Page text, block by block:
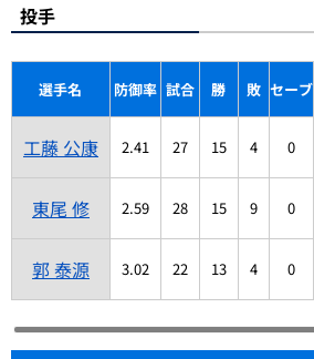
投手
選手名 防御率 試合 勝 敗 セーブ
工藤 公康 2.41 27 15 4 0
東尾 修 2.59 28 15 9 0
郭 泰源 3.02 22 13 4 0